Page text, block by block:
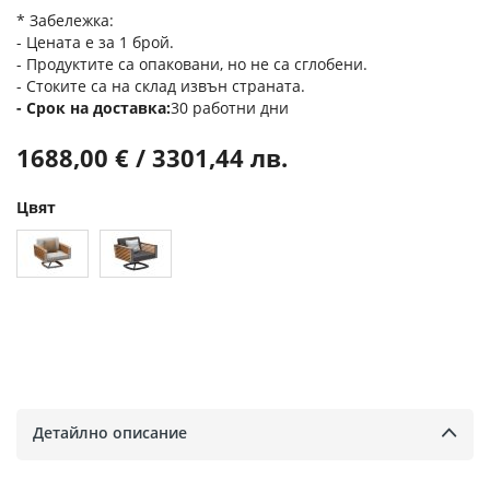
* Забележка:
- Цената е за 1 брой.
- Продуктите са опаковани, но не са сглобени.
- Стоките са на склад извън страната.
Срок на доставка 30 работни дни
1688,00 € / 3301,44 лв.
Цвят
Детайлно описание